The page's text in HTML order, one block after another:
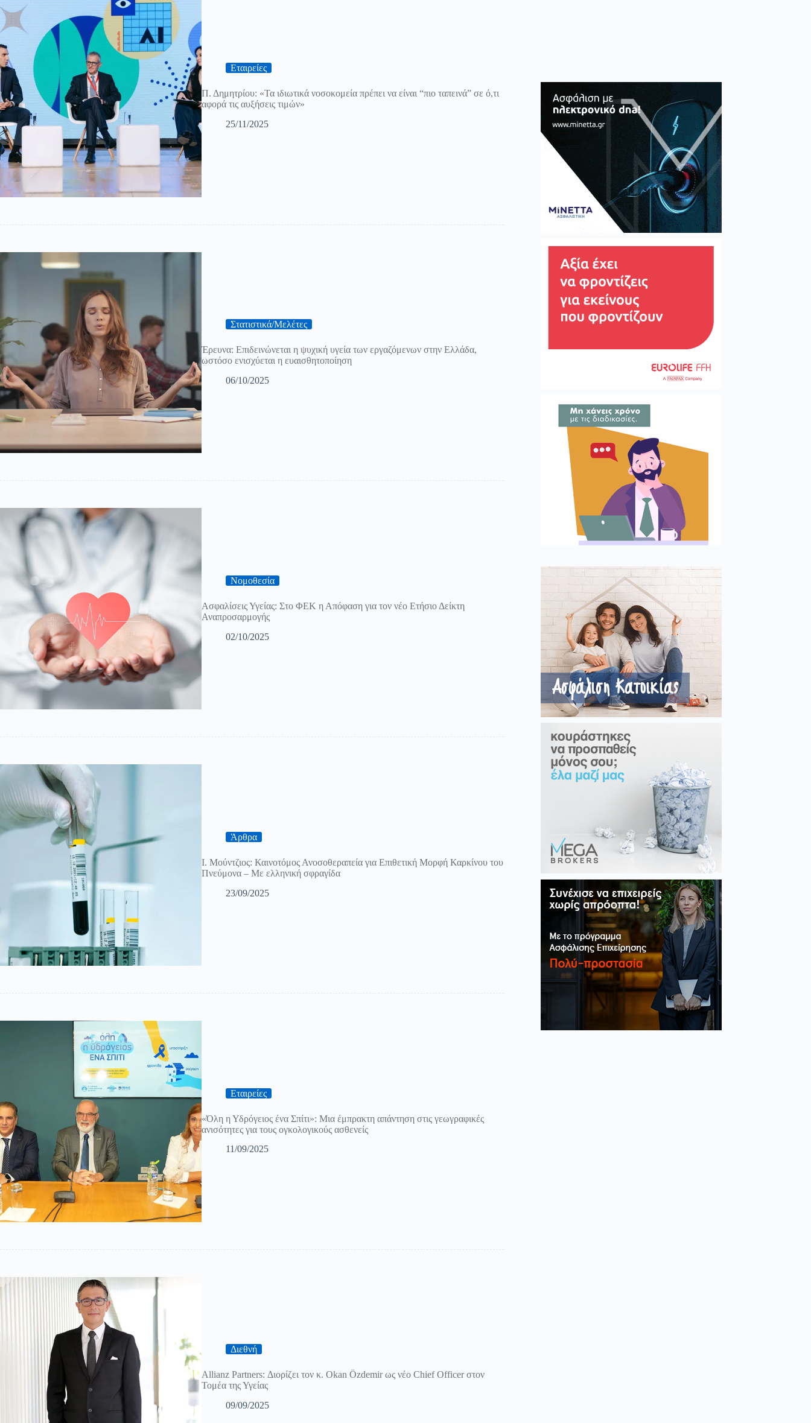
Εταιρείες
Π. Δημητρίου: «Τα ιδιωτικά νοσοκομεία πρέπει να είναι “πιο ταπεινά” σε ό,τι
αφορά τις αυξήσεις τιμών»
25/11/2025
Στατιστικά/Μελέτες
Έρευνα: Επιδεινώνεται η ψυχική υγεία των εργαζόμενων στην Ελλάδα,
ωστόσο ενισχύεται η ευαισθητοποίηση
06/10/2025
Νομοθεσία
Ασφαλίσεις Υγείας: Στο ΦΕΚ η Απόφαση για τον νέο Ετήσιο Δείκτη
Αναπροσαρμογής
02/10/2025
Άρθρα
Ι. Μούντζιος: Καινοτόμος Ανοσοθεραπεία για Επιθετική Μορφή Καρκίνου του
Πνεύμονα – Με ελληνική σφραγίδα
23/09/2025
Εταιρείες
«Όλη η Υδρόγειος ένα Σπίτι»: Μια έμπρακτη απάντηση στις γεωγραφικές
ανισότητες για τους ογκολογικούς ασθενείς
11/09/2025
Διεθνή
Allianz Partners: Διορίζει τον κ. Okan Özdemir ως νέο Chief Officer στον
Τομέα της Υγείας
09/09/2025